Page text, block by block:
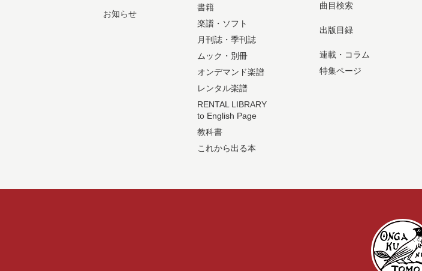
お知らせ
書籍
楽譜・ソフト
月刊誌・季刊誌
ムック・別冊
オンデマンド楽譜
レンタル楽譜
RENTAL LIBRARY
to English Page
教科書
これから出る本
曲目検索
出版目録
連載・コラム
特集ページ